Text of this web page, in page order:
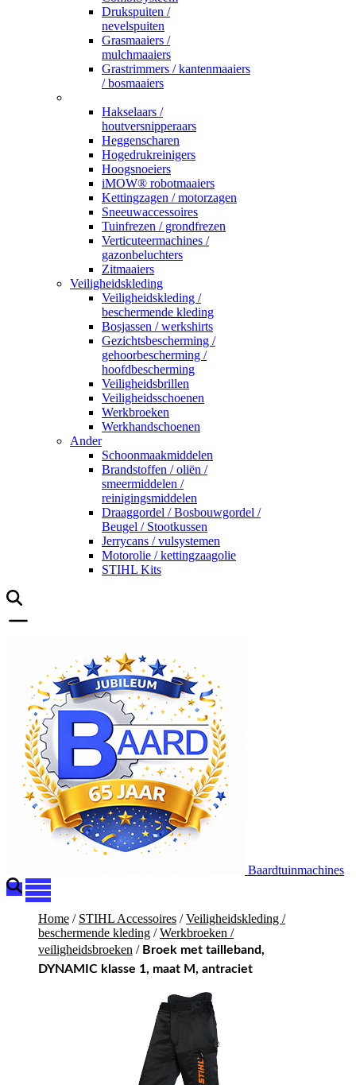
Drukspuiten /
nevelspuiten
Grasmaaiers /
mulchmaaiers
Grastrimmers / kantenmaaiers
/ bosmaaiers
Hakselaars /
houtversnipperaars
Heggenscharen
Hogedrukreinigers
Hoogsnoeiers
iMOW® robotmaaiers
Kettingzagen / motorzagen
Sneeuwaccessoires
Tuinfrezen / grondfrezen
Verticuteermachines /
gazonbeluchters
Zitmaaiers
Veiligheidskleding
Veiligheidskleding /
beschermende kleding
Bosjassen / werkshirts
Gezichtsbescherming /
gehoorbescherming /
hoofdbescherming
Veiligheidsbrillen
Veiligheidsschoenen
Werkbroeken
Werkhandschoenen
Ander
Schoonmaakmiddelen
Brandstoffen / oliën /
smeermiddelen /
reinigingsmiddelen
Draaggordel / Bosbouwgordel /
Beugel / Stootkussen
Jerrycans / vulsystemen
Motorolie / kettingzaagolie
STIHL Kits
Baardtuinmachines
Home / STIHL Accessoires /Veiligheidskleding /
beschermende kleding /Werkbroeken /
veiligheidsbroeken / Broek met tailleband,
DYNAMIC klasse 1, maat M, antraciet